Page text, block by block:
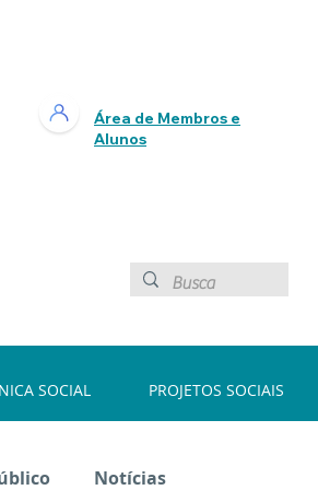
Área de Membros e
Alunos
Notícias
SOCIAL PROJETOS SOCIAIS